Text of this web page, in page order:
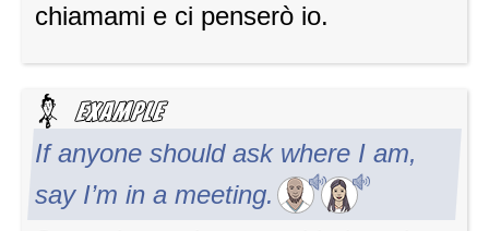
chiamami e ci penserò io.
If anyone should ask where I am,
say I’m in a meeting.